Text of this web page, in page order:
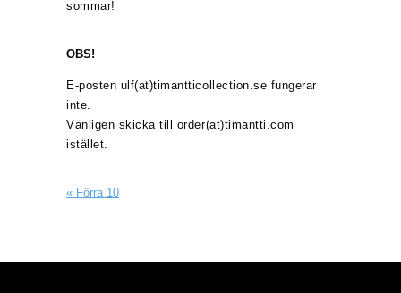
sommar!
OBS!
E-posten ulf(at)timantticollection.se fungerar
inte.
Vänligen skicka till order(at)timantti.com
istället.
« Förra 10